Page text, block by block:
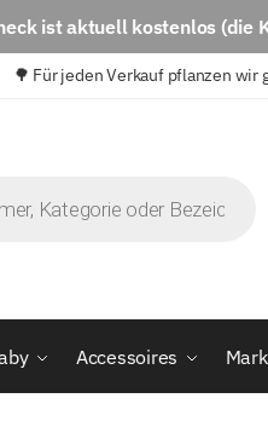
ist aktuell kostenlos (die
🌳 Für jeden Verkauf pflanzen wir
Accessoires